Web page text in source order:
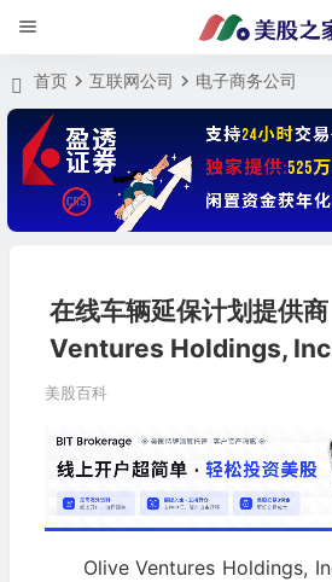
首页 互联网公司 电子商务公司
在线车辆延保计划提供
Ventures Holdings,
美股百科
Olive Ventures Holdings,